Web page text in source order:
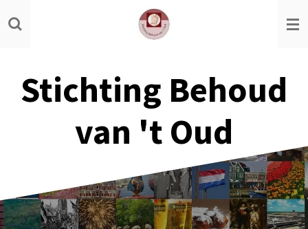
Ga
direct
hoofdinhoud
Stichting Behoud
van 't Oud